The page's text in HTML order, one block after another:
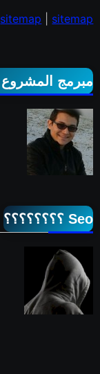
sitemap sitemap
مبرمج المشروع Ahmed Adel Mohamed
Seo ؟؟؟؟؟؟؟؟